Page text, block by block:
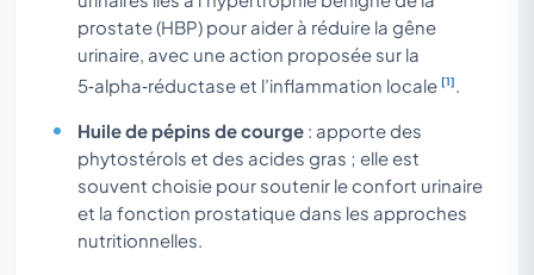
prostate (HBP) pour aider à réduire la gêne
urinaire, avec une action proposée sur la
5‑alpha‑réductase et l’inflammation locale [1]
Huile de pépins de courge : apporte des
phytostérols et des acides gras ; elle est
souvent choisie pour soutenir le confort urinaire
et la fonction prostatique dans les approches
nutritionnelles.